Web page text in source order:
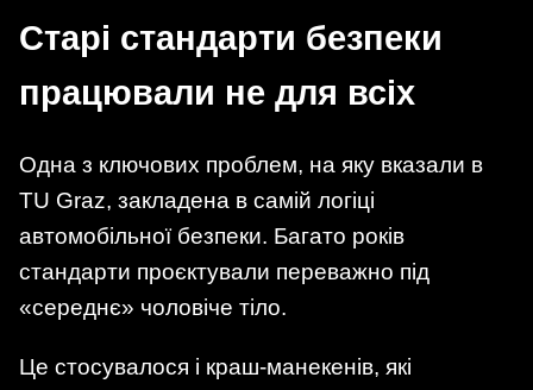
Старі стандарти безпеки
працювали не для всіх
Одна з ключових проблем, на яку вказали в
TU Graz, закладена в самій логіці
автомобільної безпеки. Багато років
стандарти проєктували переважно під
«середнє» чоловіче тіло.
Це стосувалося і краш-манекенів, які